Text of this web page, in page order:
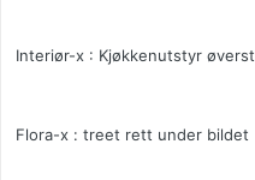
Interiør-x : Kjøkkenutstyr øverst
Flora-x : treet rett under bildet